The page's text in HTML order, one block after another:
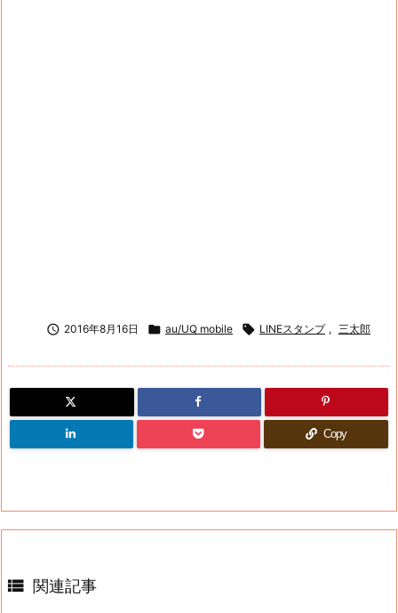
 2016年8月16日  au/UQ mobile  LINEスタンプ , 三太郎
Copy
 関連記事